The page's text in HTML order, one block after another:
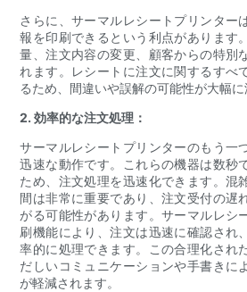
さらに、サーマルレシートプリンター
報を印刷できるという利点があります
量、注文内容の変更、顧客からの特別
れます。レシートに注文に関するすべ
るため、間違いや誤解の可能性が大幅に
2. 効率的な注文処理：
サーマルレシートプリンターのもう一
迅速な動作です。これらの機器は数秒
ため、注文処理を迅速化できます。混
間は非常に重要であり、注文受付の遅
がる可能性があります。サーマルレシ
刷機能により、注文は迅速に確認され
率的に処理できます。この合理化され
だしいコミュニケーションや手書きに
が軽減されます。